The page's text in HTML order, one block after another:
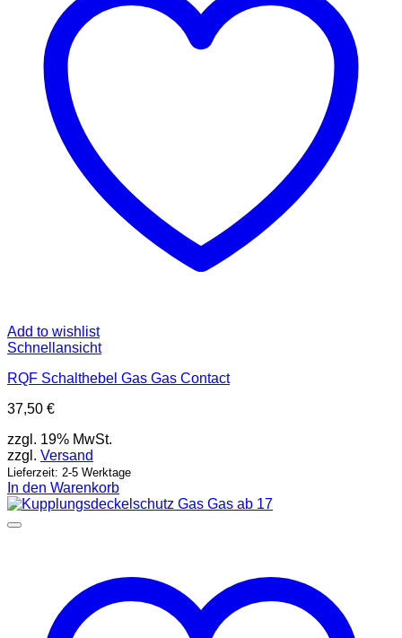
Add to wishlist
Schnellansicht
RQF Schalthebel Gas Gas Contact
37,50 €
zzgl. 19% MwSt.
zzgl. Versand
Lieferzeit: 2-5 Werktage
In den Warenkorb